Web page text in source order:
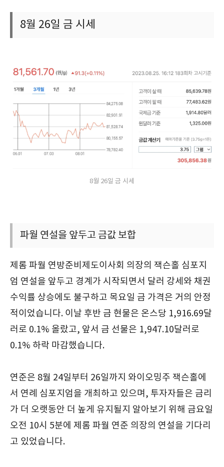
8월 26일 금 시세
8월 26일 금 시세
파월 연설을 앞두고 금값 보합
제롬 파월 연방준비제도이사회 의장의 잭슨홀 심포지
엄 연설을 앞두고 경계가 시작되면서 달러 강세와 채권
수익률 상승에도 불구하고 목요일 금 가격은 거의 안정
적이었습니다. 이날 후반 금 현물은 온스당 1,916.69달
러로 0.1% 올랐고, 앞서 금 선물은 1,947.10달러로
0.1% 하락 마감했습니다.
연준은 8월 24일부터 26일까지 와이오밍주 잭슨홀에
서 연례 심포지엄을 개최하고 있으며, 투자자들은 금리
가 더 오랫동안 더 높게 유지될지 알아보기 위해 금요일
오전 10시 5분에 제롬 파월 연준 의장의 연설을 기다리
고 있었습니다.